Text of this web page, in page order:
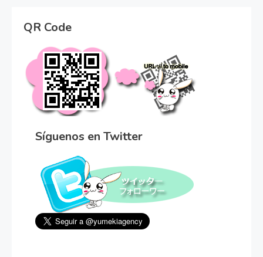
QR Code
Síguenos en Twitter